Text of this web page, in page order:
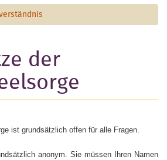
der
ist grundsätzlich offen für alle Fragen.
anonym. Sie müssen Ihren Namen